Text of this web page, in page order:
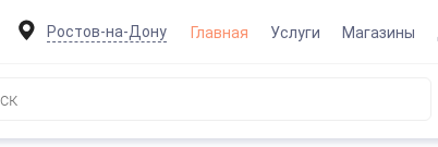
Ростов-на-Дону Главная Услуги Магазины